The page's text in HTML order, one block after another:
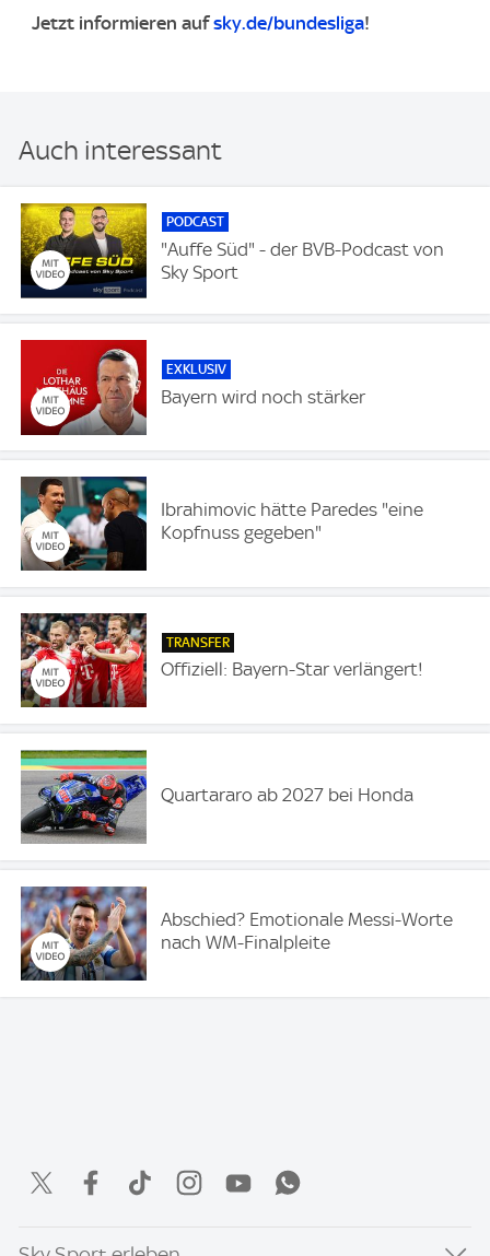
Jetzt informieren aufsky.de/bundesliga!
Auch interessant
PODCAST
"Auffe Süd" - der BVB-Podcast von
Sky Sport
EXKLUSIV
Bayern wird noch stärker
Ibrahimovic hätte Paredes "eine
Kopfnuss gegeben"
TRANSFER
Offiziell: Bayern-Star verlängert!
Quartararo ab 2027 bei Honda
Abschied? Emotionale Messi-Worte
nach WM-Finalpleite